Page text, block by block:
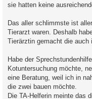
sie hatten keine
Das aller schlimmste ist
Tierarzt waren. Deshalb
Tierärztin gemacht die auch
Habe der
Kotuntersuchung möchte,
eine Beratung, weil ich in
die zwei bauen möchte.
Die TA-Helferin meinte das